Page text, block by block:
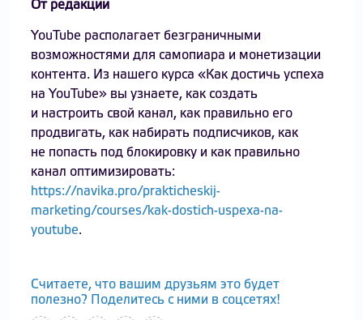
От редакции
YouTube располагает безграничными
возможностями для самопиара и монетизации
контента. Из нашего курса «Как достичь успеха
на YouTube» вы узнаете, как создать
и настроить свой канал, как правильно его
продвигать, как набирать подписчиков, как
не попасть под блокировку и как правильно
канал оптимизировать:
https://navika.pro/prakticheskij-
marketing/courses/kak-dostich-uspexa-na-
youtube.
Считаете, что вашим друзьям это будет
полезно? Поделитесь с ними в соцсетях!